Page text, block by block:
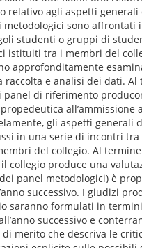
relativo agli aspetti
metodologici sono affrontati
studenti o gruppi di
istituiti tra i membri del
approfonditamente
raccolta e analisi dei dati. Al
panel di riferimento
all’ammissione
gli aspetti generali
in una serie di incontri
del collegio. Al
collegio produce una
panel metodologici) è
successivo. I giudizi
saranno formulati in
successivo e
merito che descriva le